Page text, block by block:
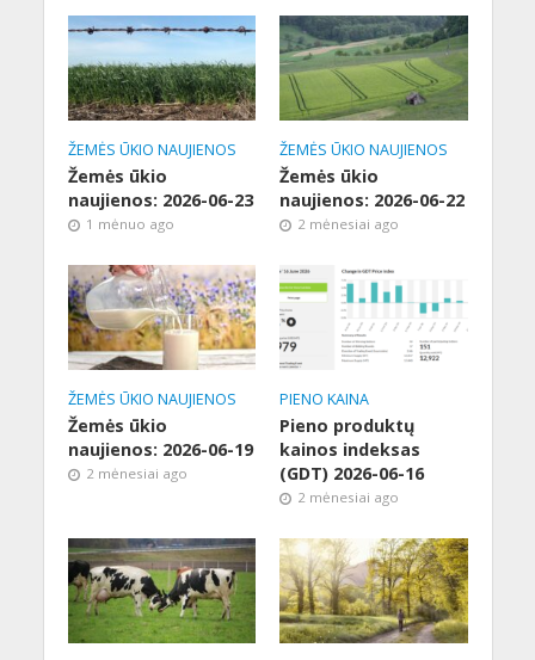
ŽEMĖS ŪKIO NAUJIENOS
Žemės ūkio
naujienos: 2026-06-23
1 mėnuo ago
ŽEMĖS ŪKIO NAUJIENOS
Žemės ūkio
naujienos: 2026-06-22
2 mėnesiai ago
ŽEMĖS ŪKIO NAUJIENOS
Žemės ūkio
naujienos: 2026-06-19
2 mėnesiai ago
PIENO KAINA
Pieno produktų
kainos indeksas
(GDT) 2026-06-16
2 mėnesiai ago